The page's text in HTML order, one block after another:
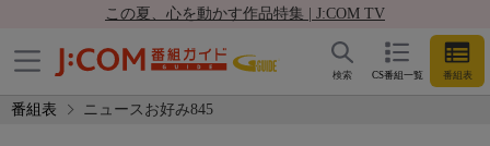
この夏、心を動かす作品特集 | J:COM TV
CS番組一覧 番組表
検索
番組表 ニュースお好み845